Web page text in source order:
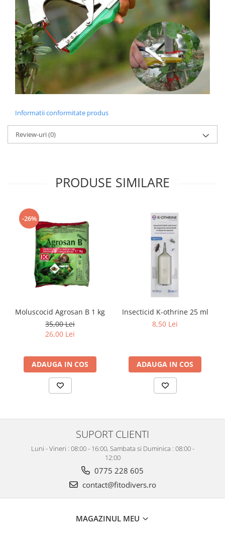
Informatii conformitate produs
Review-uri(0)
PRODUSE SIMILARE
-26%
Moluscocid Agrosan B 1 kg
35,00 Lei
26,00 Lei
ADAUGA IN COS
Insecticid K-othrine 25 ml
8,50 Lei
ADAUGA IN COS
SUPORT CLIENTI
Luni - Vineri : 08:00 - 16:00, Sambata si Duminica : 08:00 -
12:00
0775 228 605
contact@fitodivers.ro
MAGAZINUL MEU